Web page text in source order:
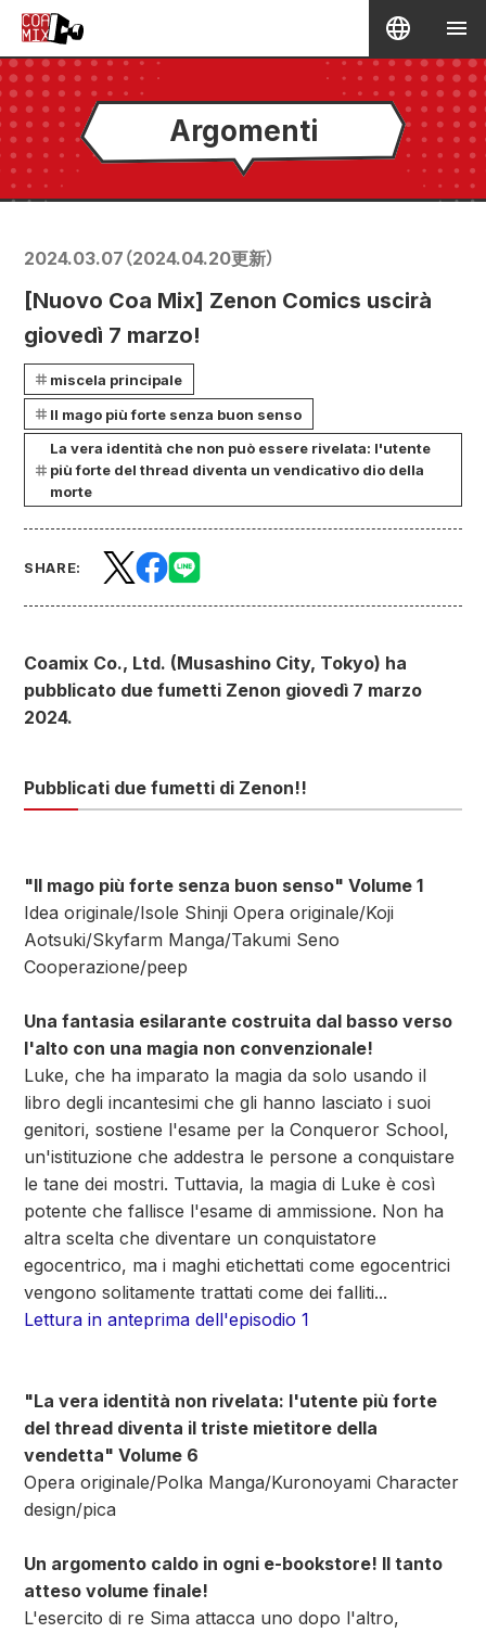
Argomenti
2024.03.07 （2024.04.20更新）
[Nuovo Coa Mix] Zenon Comics uscirà
giovedì 7 marzo!
miscela principale
Il mago più forte senza buon senso
La vera identità che non può essere rivelata: l'utente
più forte del thread diventa un vendicativo dio della
morte
SHARE:
Coamix Co., Ltd. (Musashino City, Tokyo) ha
pubblicato due fumetti Zenon giovedì 7 marzo
2024.
Pubblicati due fumetti di Zenon!!
"Il mago più forte senza buon senso" Volume 1
Idea originale/Isole Shinji Opera originale/Koji
Aotsuki/Skyfarm Manga/Takumi Seno
Cooperazione/peep
Una fantasia esilarante costruita dal basso verso
l'alto con una magia non convenzionale!
Luke, che ha imparato la magia da solo usando il
libro degli incantesimi che gli hanno lasciato i suoi
genitori, sostiene l'esame per la Conqueror School,
un'istituzione che addestra le persone a conquistare
le tane dei mostri. Tuttavia, la magia di Luke è così
potente che fallisce l'esame di ammissione. Non ha
altra scelta che diventare un conquistatore
egocentrico, ma i maghi etichettati come egocentrici
vengono solitamente trattati come dei falliti...
Lettura in anteprima dell'episodio 1
"La vera identità non rivelata: l'utente più forte
del thread diventa il triste mietitore della
vendetta" Volume 6
Opera originale/Polka Manga/Kuronoyami Character
design/pica
Un argomento caldo in ogni e-bookstore! Il tanto
atteso volume finale!
L'esercito di re Sima attacca uno dopo l'altro,